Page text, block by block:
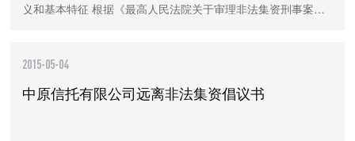
义和基本特征 根据《最高人民法院关于审理非法集资刑事案件
2015-05-04
中原信托有限公司远离非法集资倡议书